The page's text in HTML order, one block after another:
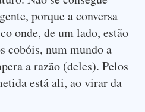
porque a conversa
onde, de um lado, estão
cobóis, num mundo a
a razão (deles). Pelos
está ali, ao virar da